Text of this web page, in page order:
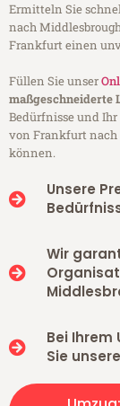
Ermitteln Sie
nach
Frankfurt einen
Füllen Sie unser
maßgeschneiderte
Bedürfnisse und Ihr
von Frankfurt
können.
Unsere
Wir
Bei
Sie